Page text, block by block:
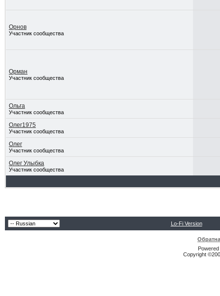
Орнов
Участник сообщества
Орман
Участник сообщества
Ольга
Участник сообщества
Олег1975
Участник сообщества
Олег
Участник сообщества
Олег Улыбка
Участник сообщества
Lo-Fi Version
Copyright